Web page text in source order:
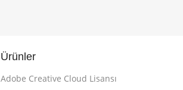
Ürünler
Adobe Creative Cloud Lisansı